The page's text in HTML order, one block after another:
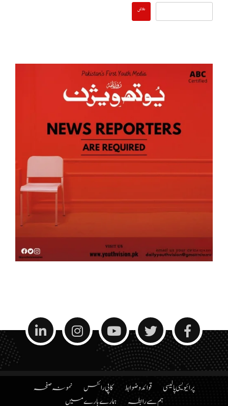
تلاش
پرائیویسی پالیسی قوائد و ضوابط کاپی رائٹس
نمونہ صفحہ
ہم سے رابطہ
ہمارے بارے میں